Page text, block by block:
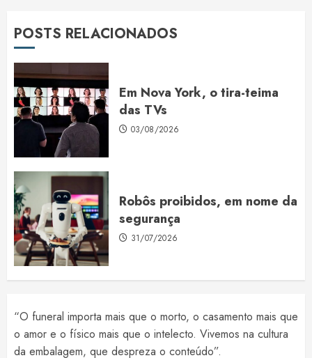
POSTS RELACIONADOS
Em Nova York, o tira-teima
das TVs
03/08/2026
Robôs proibidos, em nome da
segurança
31/07/2026
“O funeral importa mais que o morto, o casamento mais que
o amor e o físico mais que o intelecto. Vivemos na cultura
da embalagem, que despreza o conteúdo”.